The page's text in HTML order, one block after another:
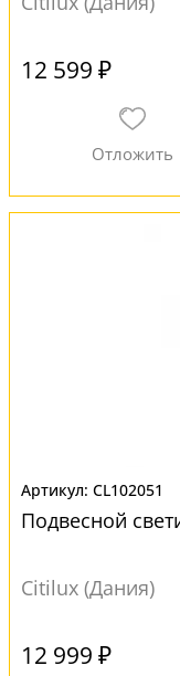
12 599 ₽
CL102051
Подвесной
Citilux (Дания)
12 999 ₽